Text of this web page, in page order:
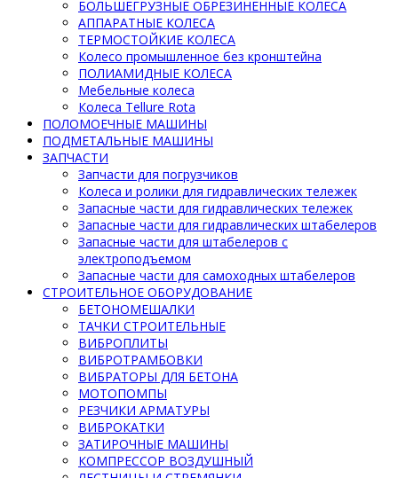
БОЛЬШЕГРУЗНЫЕ ОБРЕЗИНЕННЫЕ КОЛЕСА
АППАРАТНЫЕ КОЛЕСА
ТЕРМОСТОЙКИЕ КОЛЕСА
Колесо промышленное без кронштейна
ПОЛИАМИДНЫЕ КОЛЕСА
Мебельные колеса
Колеса Tellure Rota
ПОЛОМОЕЧНЫЕ МАШИНЫ
ПОДМЕТАЛЬНЫЕ МАШИНЫ
ЗАПЧАСТИ
Запчасти для погрузчиков
Колеса и ролики для гидравлических тележек
Запасные части для гидравлических тележек
Запасные части для гидравлических штабелеров
Запасные части для штабелеров с
электроподъемом
Запасные части для самоходных штабелеров
СТРОИТЕЛЬНОЕ ОБОРУДОВАНИЕ
БЕТОНОМЕШАЛКИ
ТАЧКИ СТРОИТЕЛЬНЫЕ
ВИБРОПЛИТЫ
ВИБРОТРАМБОВКИ
ВИБРАТОРЫ ДЛЯ БЕТОНА
МОТОПОМПЫ
РЕЗЧИКИ АРМАТУРЫ
ВИБРОКАТКИ
ЗАТИРОЧНЫЕ МАШИНЫ
КОМПРЕССОР ВОЗДУШНЫЙ